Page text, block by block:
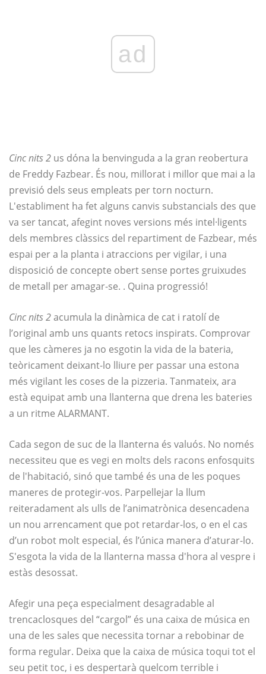
ad
Cinc nits 2 us dóna la benvinguda a la gran reobertura
de Freddy Fazbear. És nou, millorat i millor que mai a la
previsió dels seus empleats per torn nocturn.
L'establiment ha fet alguns canvis substancials des que
va ser tancat, afegint noves versions més intel·ligents
dels membres clàssics del repartiment de Fazbear, més
espai per a la planta i atraccions per vigilar, i una
disposició de concepte obert sense portes gruixudes
de metall per amagar-se. . Quina progressió!
Cinc nits 2acumula la dinàmica de cat i ratolí de
l’original amb uns quants retocs inspirats. Comprovar
que les càmeres ja no esgotin la vida de la bateria,
teòricament deixant-lo lliure per passar una estona
més vigilant les coses de la pizzeria. Tanmateix, ara
està equipat amb una llanterna que drena les bateries
a un ritme ALARMANT.
Cada segon de suc de la llanterna és valuós. No només
necessiteu que es vegi en molts dels racons enfosquits
de l'habitació, sinó que també és una de les poques
maneres de protegir-vos. Parpellejar la llum
reiteradament als ulls de l’animatrònica desencadena
un nou arrencament que pot retardar-los, o en el cas
d’un robot molt especial, és l’única manera d’aturar-lo.
S'esgota la vida de la llanterna massa d'hora al vespre i
estàs desossat.
Afegir una peça especialment desagradable al
trencaclosques del “cargol” és una caixa de música en
una de les sales que necessita tornar a rebobinar de
forma regular. Deixa que la caixa de música toqui tot el
seu petit toc, i es despertarà quelcom terrible i